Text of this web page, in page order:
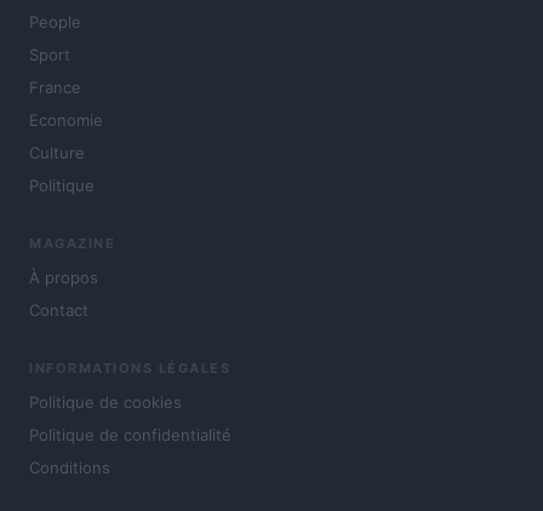
People
Sport
France
Economie
Culture
Politique
MAGAZINE
À propos
Contact
INFORMATIONS LÉGALES
Politique de cookies
Politique de confidentialité
Conditions